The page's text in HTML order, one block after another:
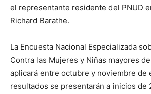
el representante residente del PNUD
Richard Barathe.
La Encuesta Nacional Especializada
Contra las Mujeres y Niñas mayores
aplicará entre octubre y noviembre de
resultados se presentarán a inicios de